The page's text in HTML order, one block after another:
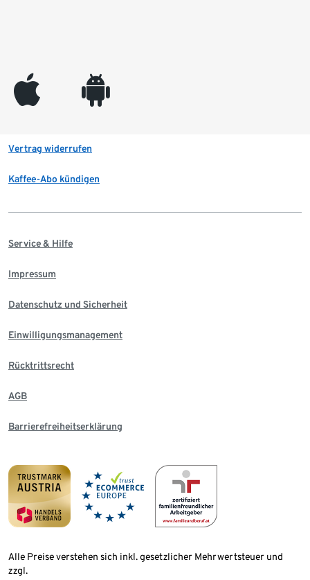
appleinc android
Vertrag widerrufen
Kaffee-Abo kündigen
Service & Hilfe
Impressum
Datenschutz und Sicherheit
Einwilligungsmanagement
Rücktrittsrecht
AGB
Barrierefreiheitserklärung
Alle Preise verstehen sich inkl. gesetzlicher Mehrwertsteuer und
zzgl.